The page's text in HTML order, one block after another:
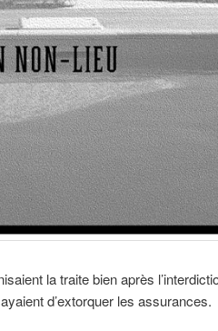
la traite bien après
d’extorquer les assurances.